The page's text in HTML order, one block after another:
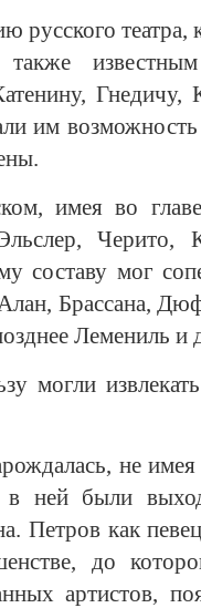
русского
также
Гнедичу,
им
имея во
Черито,
составу мог
Брассана,
Лемениль и
могли
не
в ней были
Петров как
до
артистов,